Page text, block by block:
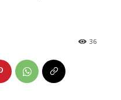
36